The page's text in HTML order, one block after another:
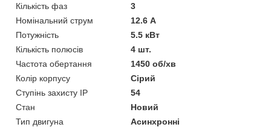
Кількість фаз
3
Номінальний струм
12.6 А
Потужність
5.5 кВт
Кількість полюсів
4 шт.
Частота обертання
1450 об/хв
Колір корпусу
Сірий
Ступінь захисту IP
54
Стан
Новий
Тип двигуна
Асинхронні